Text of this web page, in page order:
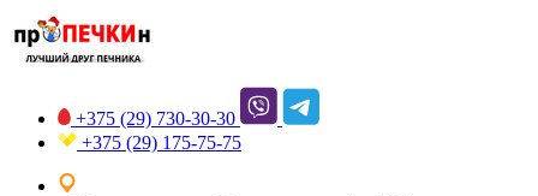
+375 (29) 730-30-30
+375 (29) 175-75-75